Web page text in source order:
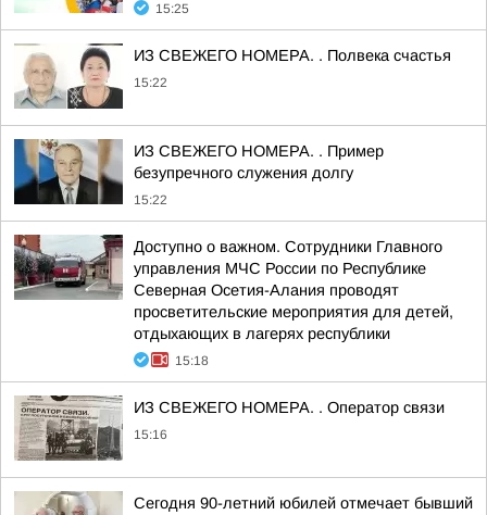
15:25
ИЗ СВЕЖЕГО НОМЕРА. . Полвека счастья
15:22
ИЗ СВЕЖЕГО НОМЕРА. . Пример
безупречного служения долгу
15:22
Доступно о важном. Сотрудники Главного
управления МЧС России по Республике
Северная Осетия-Алания проводят
просветительские мероприятия для детей,
отдыхающих в лагерях республики
15:18
ИЗ СВЕЖЕГО НОМЕРА. . Оператор связи
15:16
Сегодня 90-летний юбилей отмечает бывший